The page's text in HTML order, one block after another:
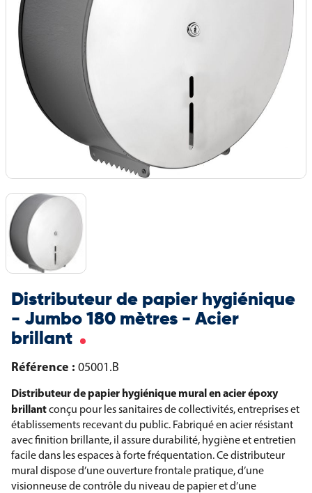
Distributeur de papier hygiénique
- Jumbo 180 mètres - Acier
brillant
Référence : 05001.B
Distributeur de papier hygiénique mural en acier époxy
brillantconçu pour les sanitaires de collectivités, entreprises et
établissements recevant du public. Fabriqué en acier résistant
avec finition brillante, il assure durabilité, hygiène et entretien
facile dans les espaces à forte fréquentation. Ce distributeur
mural dispose d’une ouverture frontale pratique, d’une
visionneuse de contrôle du niveau de papier et d’une